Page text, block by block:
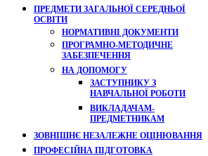
ПРЕДМЕТИ ЗАГАЛЬНОЇ СЕРЕДНЬОЇ
ОСВІТИ
НОРМАТИВНІ ДОКУМЕНТИ
ПРОГРАМНО-МЕТОДИЧНЕ
ЗАБЕЗПЕЧЕННЯ
НА ДОПОМОГУ
ЗАСТУПНИКУ З
НАВЧАЛЬНОЇ РОБОТИ
ВИКЛАДАЧАМ-
ПРЕДМЕТНИКАМ
ЗОВНІШНЄ НЕЗАЛЕЖНЕ ОЦІНЮВАННЯ
ПРОФЕСІЙНА ПІДГОТОВКА